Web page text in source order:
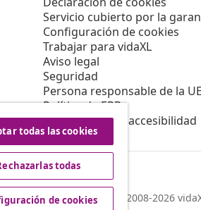
Servicio cubierto por la
Configuración de cookies
Trabajar para vidaXL
Aviso legal
Seguridad
Persona responsable de la UE
Política de EPR
Información de accesibilidad
© 2008-2026
todas las cookies
todas
de cookies